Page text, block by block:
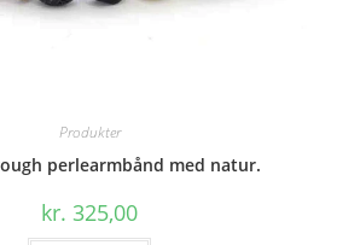
Produkter
perlearmbånd med natur.
kr. 325,00